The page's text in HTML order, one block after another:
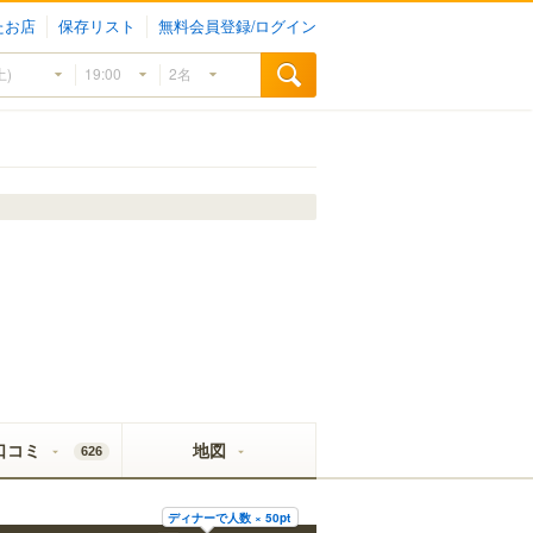
お店 保存リスト 無料会員登録/ログイン
コミ 626 地図
ディナーで人数 × 50pt